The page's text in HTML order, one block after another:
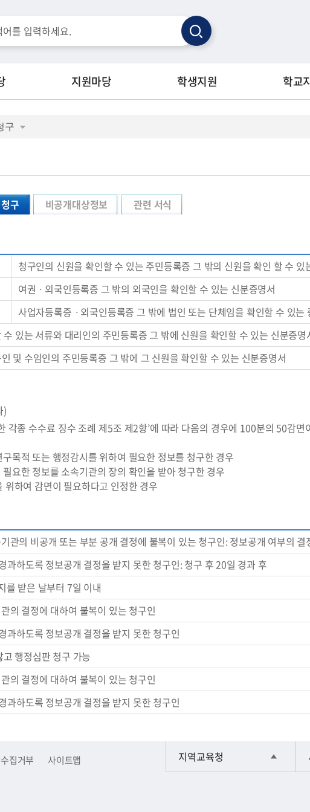
검
지원마당 학생지원 학교
구
구 비공개대상정보 관련 서식
청구인의 신원을 확인할 수 있는 주민등록증 그 밖의 신원을 확인 할 수 있
여권ㆍ외국인등록증 그 밖의 외국인을 확인할 수 있는 신분증명서
사업자등록증ㆍ외국인등록증 그 밖에 법인 또는 단체임을 확인할 수 있는
있는 서류와 대리인의 주민등록증 그 밖에 신원을 확인할 수 있는 신분증명
및 수임인의 주민등록증 그 밖에 그 신원을 확인할 수 있는 신분증명서
)
각종 수수료 징수 조례 제5조 제2항’에 따라 다음의 경우에 100분의 50감
목적 또는 행정감시를 위하여 필요한 정보를 청구한 경우
요한 정보를 소속기관의 장의 확인을 받아 청구한 경우
하여 감면이 필요하다고 인정한 경우
관의 비공개 또는 부분 공개 결정에 불복이 있는 청구인: 정보공개 여부의
과하도록 정보공개 결정을 받지 못한 청구인: 청구 후 20일 경과 후
를 받은 날부터 7일 이내
의 결정에 대하여 불복이 있는 청구인
과하도록 정보공개 결정을 받지 못한 청구인
행정심판 청구 가능
의 결정에 대하여 불복이 있는 청구인
과하도록 정보공개 결정을 받지 못한 청구인
지역교육청
집거부 사이트맵